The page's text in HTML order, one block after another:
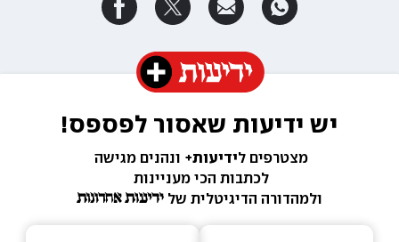
יש ידיעות שאסור לפספס!
מצטרפים לידיעות+ ונהנים מגישה
לכתבות הכי מעניינות
ולמהדורה הדיגיטלית של